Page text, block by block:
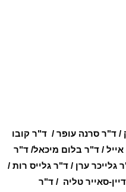
/ ד"ר סרנה עופר / ד"ר קובו
/ ד"ר בלום מיכאל/ ד"ר
גלייכר ערן / ד"ר גלייס רות /
סאייר טליה / ד"ר